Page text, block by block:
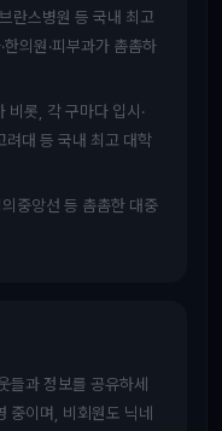
란스병원 등 국내 최고
의원·피부과가 촘촘하
비롯, 각 구마다 입시·
려대 등 국내 최고 대학
중앙선 등 촘촘한 대중
들과 정보를 공유하세
중이며, 비회원도 닉네